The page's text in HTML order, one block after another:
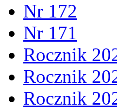
Nr 172
Nr 171
Rocznik
Rocznik
Rocznik